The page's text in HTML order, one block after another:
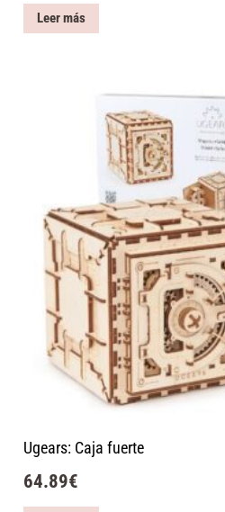
Leer más
Ugears: Caja fuerte
64.89€